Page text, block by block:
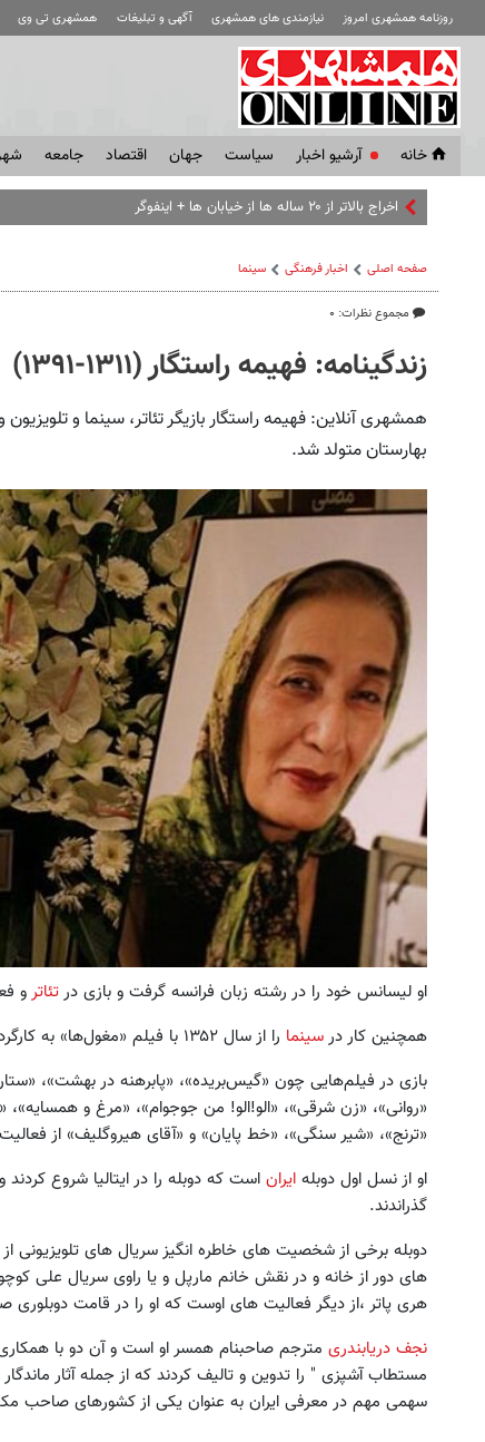
روزنامه همشهری امروز نیازمندی های همشهری آگهی و تبلیغات همشهری تی وی
خانه آرشیو اخبار سياست جهان اقتصاد جامعه
اخراج بالاتر از ۲۰ ساله ها از خیابان ها + اینفوگرافیک
صفحه اصلی اخبار فرهنگی سینما
مجموع نظرات: ۰
زندگینامه: فهیمه راستگار (١٣١١-١٣٩١)
بهارستان متولد شد.
او لیسانس خود را در رشته زبان فرانسه گرفت و بازی درتئاترو
همچنین کار درسینما را از سال ۱۳۵۲ با فیلم «مغول‌ها» به کارگردانی پرویز کیمیاوی آغاز کرد.
«روانی»، «زن شرقی»، «الو!الو! من جوجوام»، «مرغ و
«ترنج»، «شیر سنگی»، «خط پایان» و «آقای هیروگلیف» از
او از نسل اول دوبله ایران
گذراندند.
دوبله برخی از شخصیت های خاطره انگیز سریال های تلویزیونی
های دور از خانه و در نقش خانم مارپل و یا راوی سریال
هری پاتر ،از دیگر فعالیت های اوست که او را در قامت
نجف دریابندری مترجم صاحبنام همسر او است و آن دو با
مستطاب آشپزی " را تدوین و تالیف کردند که از جمله آثار
سهمی مهم در معرفی ایران به عنوان یکی از کشورهای صاحبویترینی 9 فوت ایستکول (جدید)
خرید اقساطی طلا و گوشی